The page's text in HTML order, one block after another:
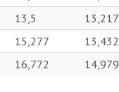
13,5 13,217
15,277 13,432
16,772 14,979